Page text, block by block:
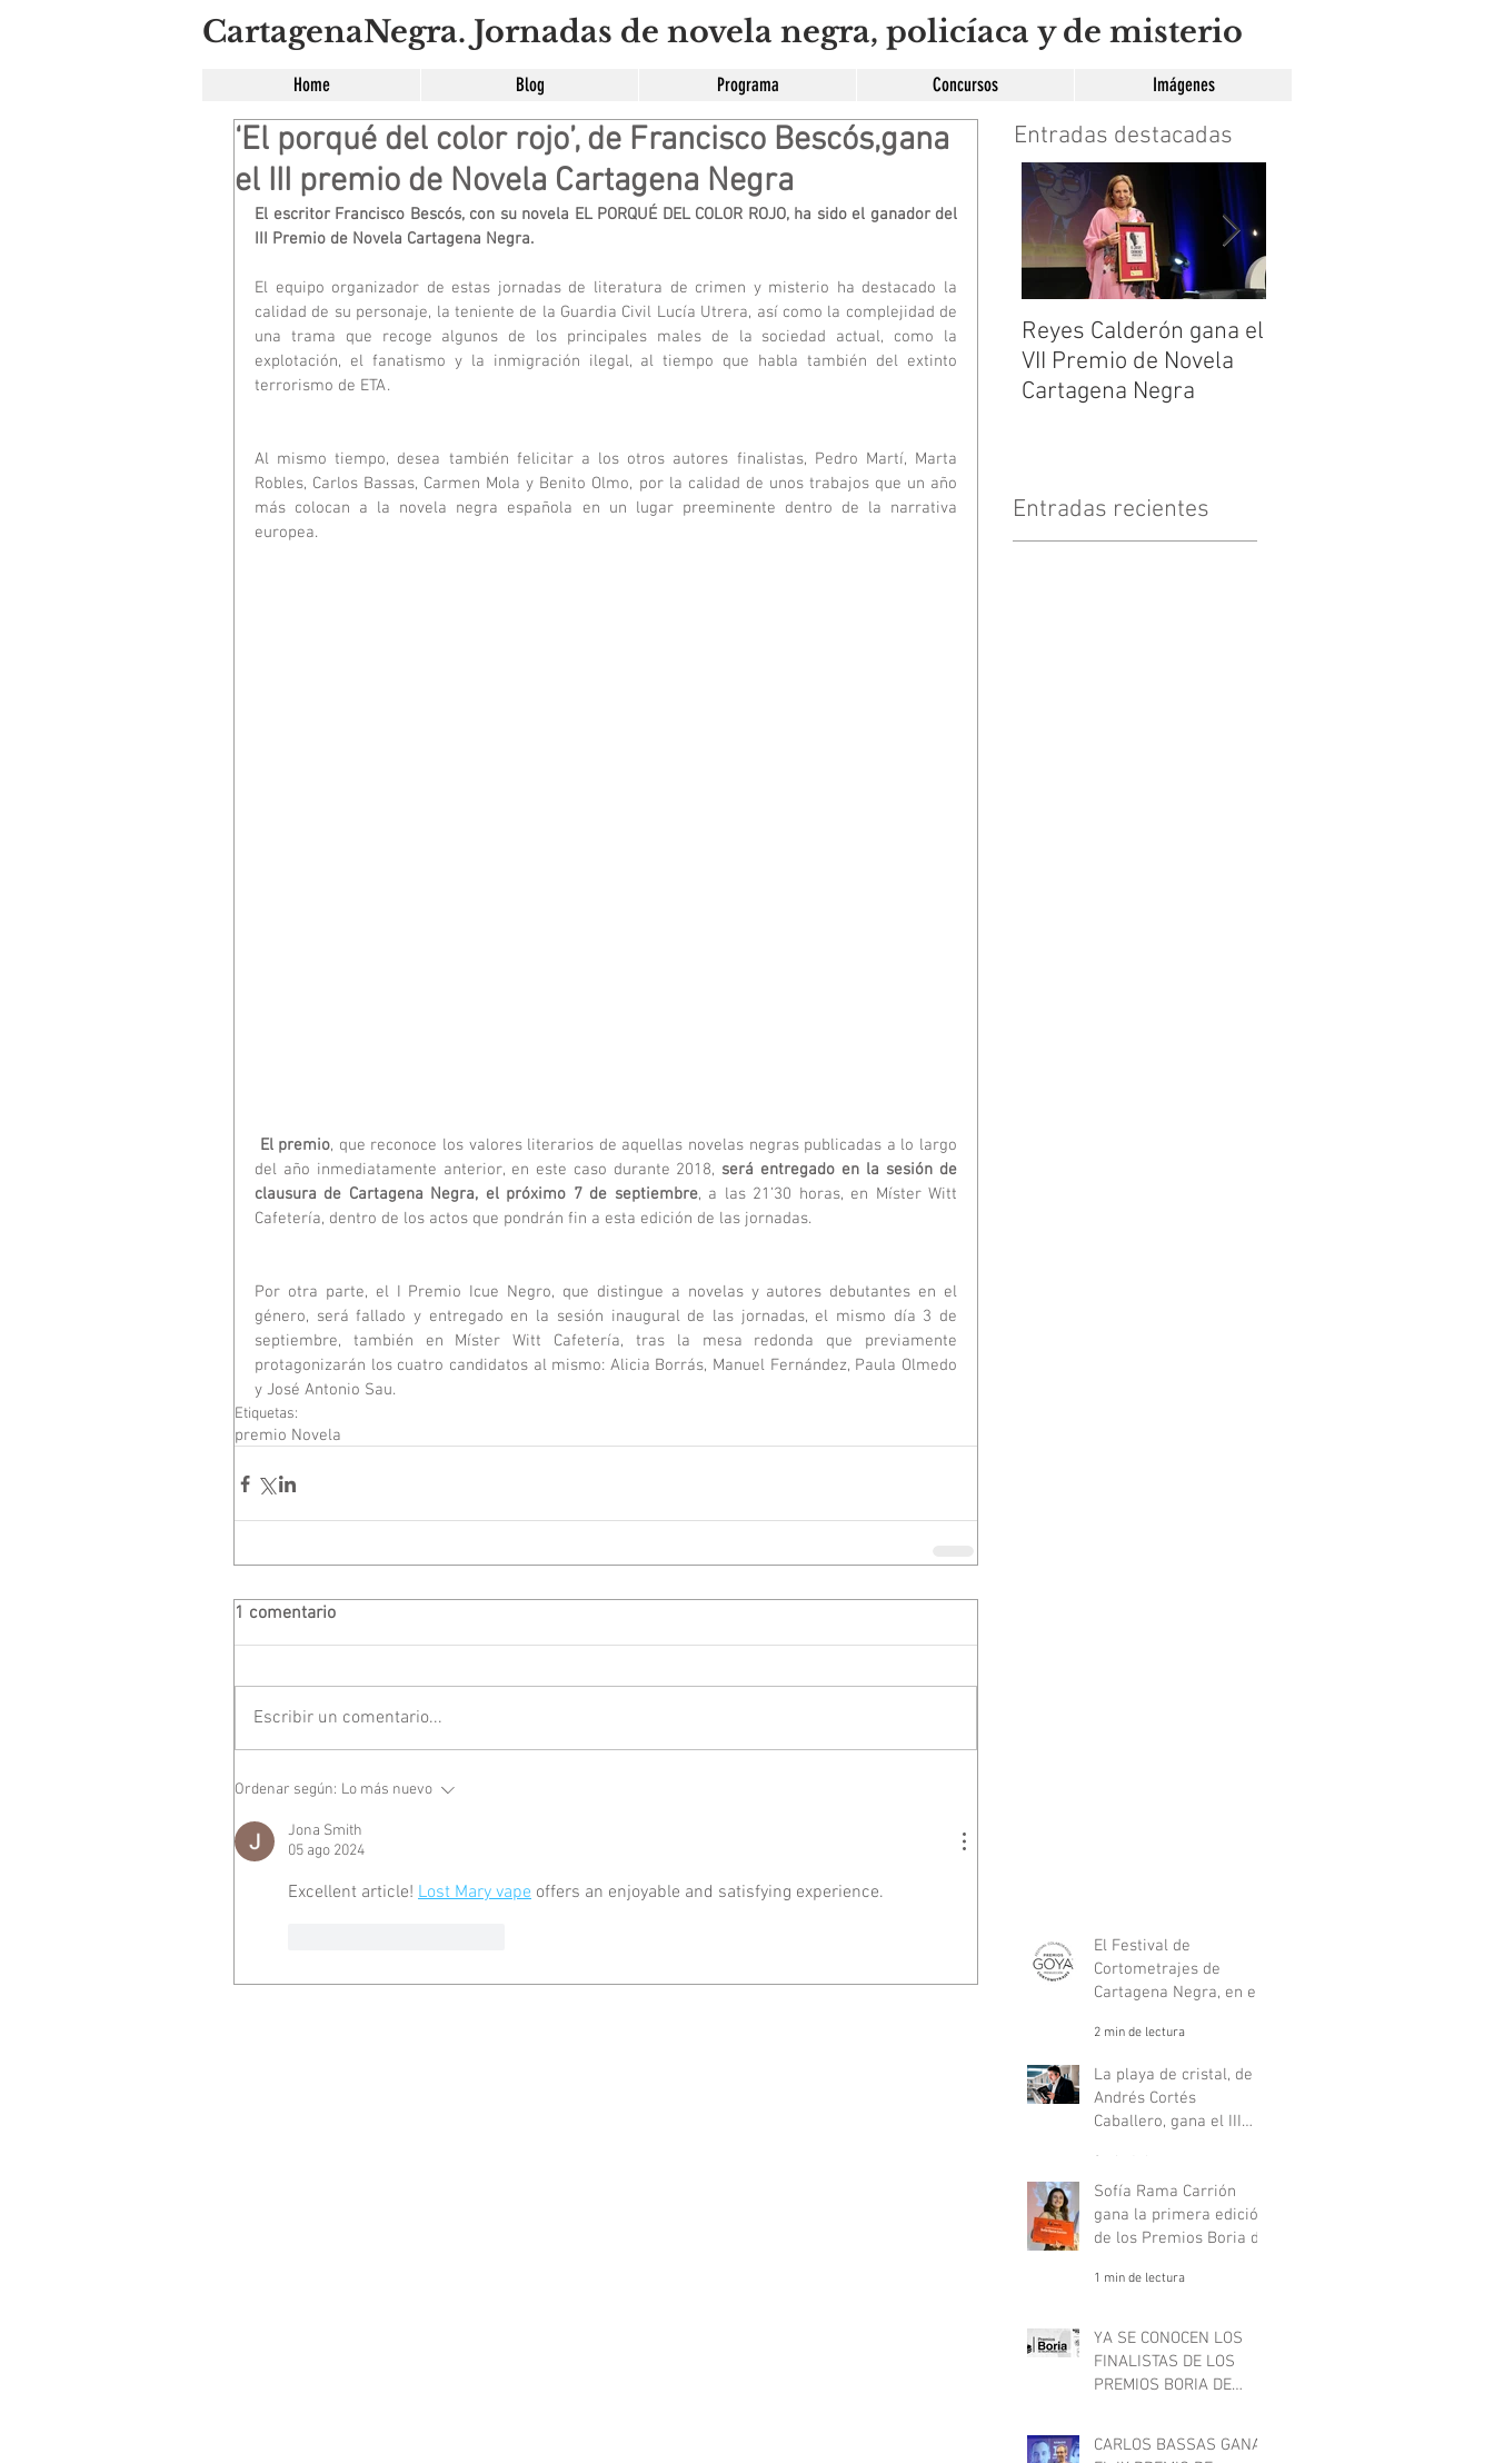
CartagenaNegra. Jornadas de novela negra, policíaca y de misterio
‘El porqué del color rojo’, de Francisco Bescós,gana
el III premio de Novela Cartagena Negra
El escritor Francisco Bescós, con su novela EL PORQUÉ DEL COLOR ROJO, ha sido el ganador del
III Premio de Novela Cartagena Negra.
El equipo organizador de estas jornadas de literatura de crimen y misterio ha destacado la
calidad de su personaje, la teniente de la Guardia Civil Lucía Utrera, así como la complejidad de
una trama que recoge algunos de los principales males de la sociedad actual, como la
explotación, el fanatismo y la inmigración ilegal, al tiempo que habla también del extinto
terrorismo de ETA.
Al mismo tiempo, desea también felicitar a los otros autores finalistas, Pedro Martí, Marta
Robles, Carlos Bassas, Carmen Mola y Benito Olmo, por la calidad de unos trabajos que un año
más colocan a la novela negra española en un lugar preeminente dentro de la narrativa
europea.
El premio, que reconoce los valores literarios de aquellas novelas negras publicadas a lo largo
del año inmediatamente anterior, en este caso durante 2018, será entregado en la sesión de
clausura de Cartagena Negra, el próximo 7 de septiembre, a las 21’30 horas, en Míster Witt
Cafetería, dentro de los actos que pondrán fin a esta edición de las jornadas.
Por otra parte, el I Premio Icue Negro, que distingue a novelas y autores debutantes en el
género, será fallado y entregado en la sesión inaugural de las jornadas, el mismo día 3 de
septiembre, también en Míster Witt Cafetería, tras la mesa redonda que previamente
protagonizarán los cuatro candidatos al mismo: Alicia Borrás, Manuel Fernández, Paula Olmedo
y José Antonio Sau.
Etiquetas:
premio Novela
1 comentario
Escribir un comentario...
Ordenar según: Lo más nuevo
Jona Smith
05 ago 2024
Excellent article! Lost Mary vape offers an enjoyable and satisfying experience.
Entradas destacadas
Reyes Calderón gana el
VII Premio de Novela
Cartagena Negra
Entradas recientes
El Festival de
Cortometrajes de
Cartagena Negra, en el
festivales nacionales de
2 min de lectura
La playa de cristal, de
Andrés Cortés
Caballero, gana el III
Sofía Rama Carrión
gana la primera edición
de los Premios Boria de
1 min de lectura
YA SE CONOCEN LOS
FINALISTAS DE LOS
PREMIOS BORIA DE
CARLOS BASSAS GANA
Home Blog Programa Concursos Imágenes